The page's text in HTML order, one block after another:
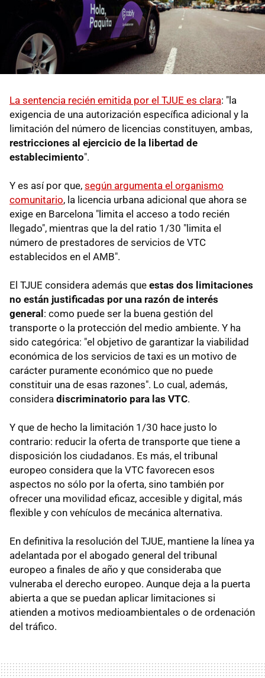
La sentencia recién emitida por el TJUE es clara: "la
exigencia de una autorización específica adicional y la
limitación del número de licencias constituyen, ambas,
restricciones al ejercicio de la libertad de
establecimiento".
Y es así por que, según argumenta el organismo
comunitario, la licencia urbana adicional que ahora se
exige en Barcelona "limita el acceso a todo recién
llegado", mientras que la del ratio 1/30 "limita el
número de prestadores de servicios de VTC
establecidos en el AMB".
El TJUE considera además que estas dos limitaciones
no están justificadas por una razón de interés
general: como puede ser la buena gestión del
transporte o la protección del medio ambiente. Y ha
sido categórica: "el objetivo de garantizar la viabilidad
económica de los servicios de taxi es un motivo de
carácter puramente económico que no puede
constituir una de esas razones". Lo cual, además,
considera discriminatorio para las VTC.
Y que de hecho la limitación 1/30 hace justo lo
contrario: reducir la oferta de transporte que tiene a
disposición los ciudadanos. Es más, el tribunal
europeo considera que la VTC favorecen esos
aspectos no sólo por la oferta, sino también por
ofrecer una movilidad eficaz, accesible y digital, más
flexible y con vehículos de mecánica alternativa.
En definitiva la resolución del TJUE, mantiene la línea ya
adelantada por el abogado general del tribunal
europeo a finales de año y que consideraba que
vulneraba el derecho europeo. Aunque deja a la puerta
abierta a que se puedan aplicar limitaciones si
atienden a motivos medioambientales o de ordenación
del tráfico.